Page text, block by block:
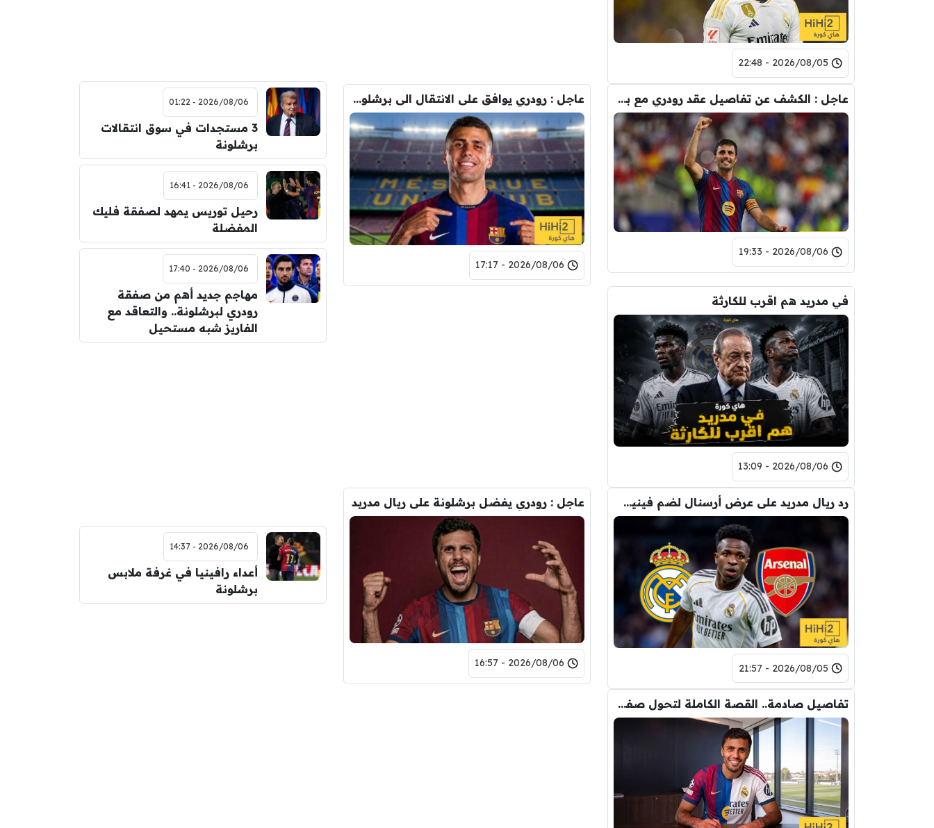
2026/08/05 - 22:48
عاجل : الكشف عن تفاصيل عقد رودري مع برشلونة.. قيمة الصفقة والراتب
2026/08/06 - 19:33
عاجل : رودري يوافق على الانتقال الى برشلونة.. 3 أسباب وراء قراره
2026/08/06 - 17:17
في مدريد هم اقرب للكارثة
2026/08/06 - 13:09
رد ريال مدريد على عرض أرسنال لضم فينيسيوس
2026/08/05 - 21:57
عاجل : رودري يفضل برشلونة على ريال مدريد
2026/08/06 - 16:57
تفاصيل صادمة.. القصة الكاملة لتحول صفقة رودري من ريال مدريد الى برشلونة
2026/08/06 - 01:22
3 مستجدات في سوق انتقالات
برشلونة
2026/08/06 - 16:41
رحيل توريس يمهد لصفقة فليك
المفضلة
2026/08/06 - 17:40
مهاجم جديد أهم من صفقة
رودري لبرشلونة.. والتعاقد مع
الفاريز شبه مستحيل
2026/08/06 - 14:37
أعداء رافينيا في غرفة ملابس
برشلونة